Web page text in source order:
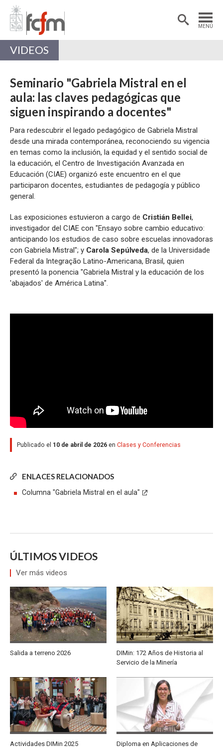
MENÚ
Estudiantes
Académicas/os
VIDEOS
Seminario "Gabriela Mistral en el
aula: las claves pedagógicas que
siguen inspirando a docentes"
ENLACES RELACIONADOS
Columna "Gabriela Mistral en el aula"
Para redescubrir el legado pedagógico de Gabriela Mistral
desde una mirada contemporánea, reconociendo su vigencia
en temas como la inclusión, la equidad y el sentido social de
la educación, el Centro de Investigación Avanzada en
Educación (CIAE) organizó este encuentro en el que
participaron docentes, estudiantes de pedagogía y público
general.
Las exposiciones estuvieron a cargo de Cristián Bellei,
investigador del CIAE con "Ensayo sobre cambio educativo:
anticipando los estudios de caso sobre escuelas innovadoras
con Gabriela Mistral"; y Carola Sepúlveda, de la Universidade
Federal da Integração Latino-Americana, Brasil, quien
presentó la ponencia "Gabriela Mistral y la educación de los
'abajados' de América Latina".
Publicado el 10 de abril de 2026 en Clases y Conferencias
ÚLTIMOS VIDEOS
Ver más videos
Salida a terreno 2026
DIMin: 172 Años de Historia al
Servicio de la Minería
Actividades DIMin 2025
Diploma en Aplicaciones de